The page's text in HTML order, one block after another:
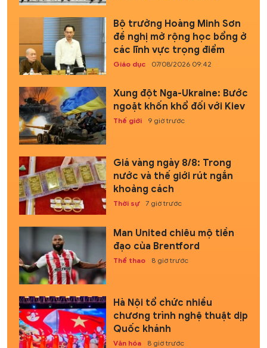
Bộ trưởng Hoàng Minh Sơn
đề nghị mở rộng học bổng ở
các lĩnh vực trọng điểm
Giáo dục 07/08/2026 09:42
Xung đột Nga-Ukraine: Bước
ngoặt khốn khổ đối với Kiev
Thế giới 9 giờ trước
Giá vàng ngày 8/8: Trong
nước và thế giới rút ngắn
khoảng cách
Thời sự 7 giờ trước
Man United chiêu mộ tiền
đạo của Brentford
Thể thao 8 giờ trước
Hà Nội tổ chức nhiều
chương trình nghệ thuật dịp
Quốc khánh
Văn hóa 8 giờ trước